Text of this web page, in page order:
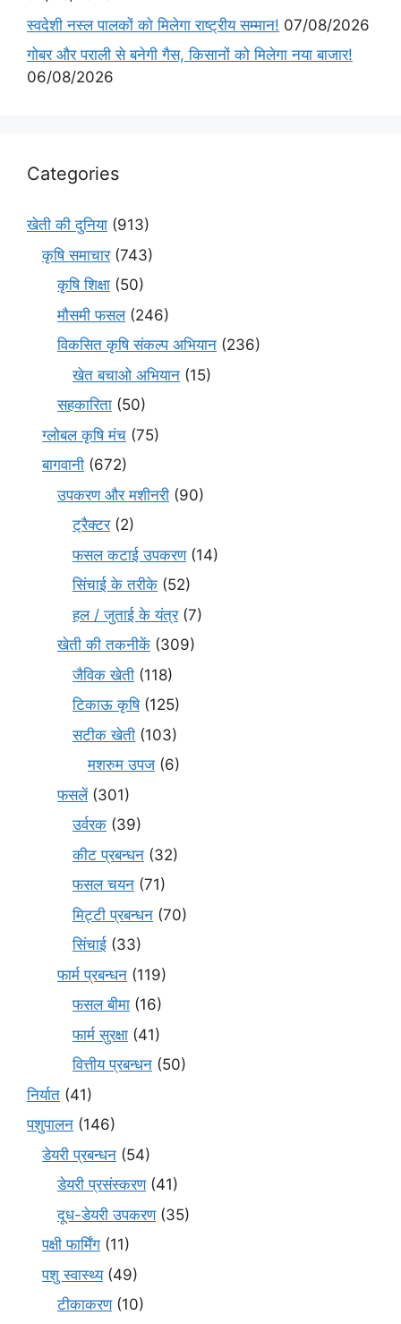
स्वदेशी नस्ल पालकों को मिलेगा राष्ट्रीय सम्मान! 07/08/2026
गोबर और पराली से बनेगी गैस, किसानों को मिलेगा नया बाजार!
06/08/2026
Categories
खेती की दुनिया (913)
कृषि समाचार(743)
कृषि शिक्षा (50)
मौसमी फसल(246)
विकसित कृषि संकल्प अभियान (236)
खेत बचाओ अभियान (15)
सहकारिता (50)
ग्लोबल कृषि मंच (75)
बागवानी (672)
उपकरण और मशीनरी (90)
ट्रैक्टर(2)
फसल कटाई उपकरण(14)
सिंचाई के तरीके (52)
हल / जुताई के यंत्र(7)
खेती की तकनीकें (309)
जैविक खेती (118)
टिकाऊ कृषि(125)
सटीक खेती (103)
मशरुम उपज (6)
फसलें(301)
उर्वरक (39)
कीट प्रबन्धन (32)
फसल चयन (71)
मि‌ट्टी प्रबन्धन (70)
सिंचाई (33)
फार्म प्रबन्धन (119)
फसल बीमा (16)
फार्म सुरक्षा (41)
वित्तीय प्रबन्धन (50)
निर्यात (41)
पशुपालन (146)
डेयरी प्रबन्धन (54)
डेयरी प्रसंस्करण(41)
दूध-डेयरी उपकरण(35)
पक्षी फार्मिंग (11)
पशु स्वास्थ्य(49)
टीकाकरण(10)